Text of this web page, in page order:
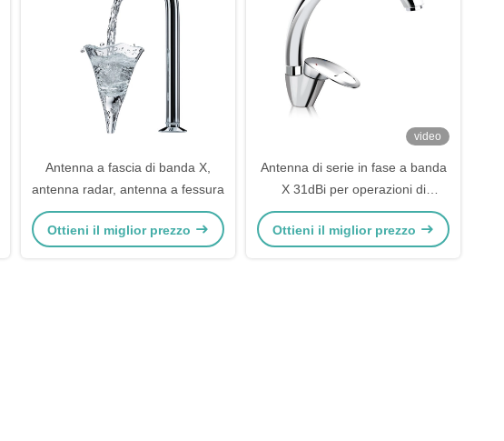
Antenna a fascia di banda X,
antenna radar, antenna a fessura
Ottieni il miglior prezzo
video
Antenna di serie in fase a banda
X 31dBi per operazioni di
sorveglianza spaziale
Ottieni il miglior prezzo